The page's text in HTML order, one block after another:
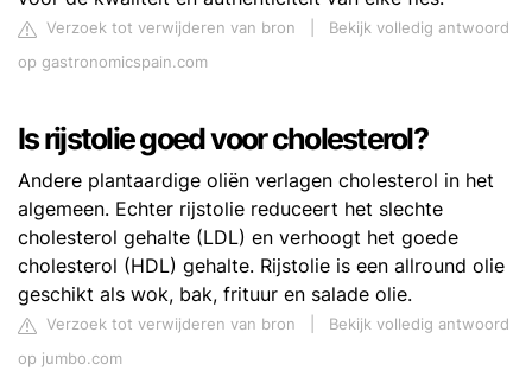
Verzoek tot verwijderen van bron
Bekijk volledig antwoord
op gastronomicspain.com
Is rijstolie goed voor cholesterol?
Andere plantaardige oliën verlagen cholesterol in het
algemeen. Echter rijstolie reduceert het slechte
cholesterol gehalte (LDL) en verhoogt het goede
cholesterol (HDL) gehalte. Rijstolie is een allround olie
geschikt als wok, bak, frituur en salade olie.
Verzoek tot verwijderen van bron
Bekijk volledig antwoord
op jumbo.com